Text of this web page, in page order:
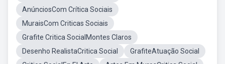
AnúnciosCom Crítica Sociais
MuraisCom Criticas Sociais
Grafite Critica SocialMontes Claros
Desenho RealistaCritica Social
GrafiteAtuação Social